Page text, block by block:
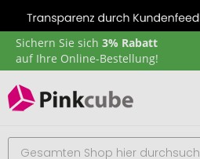
Sichern Sie sich 3% Rabatt
auf Ihre Online-Bestellung!